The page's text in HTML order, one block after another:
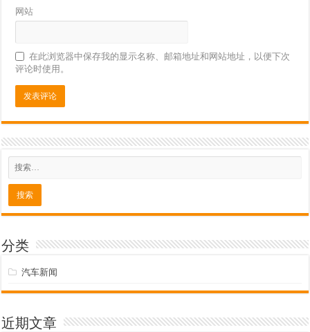
网站
在此浏览器中保存我的显示名称、邮箱地址和网站地址，以便下次
评论时使用。
分类
汽车新闻
近期文章